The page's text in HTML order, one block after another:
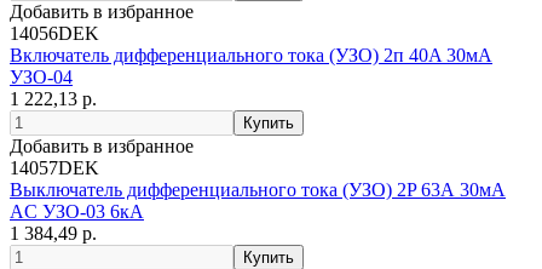
Добавить в избранное
14056DEK
Включатель дифференциального тока (УЗО) 2п 40A 30мА
УЗО-04
1 222,13 р.
Добавить в избранное
14057DEK
Выключатель дифференциального тока (УЗО) 2P 63А 30мА
AC УЗО-03 6кА
1 384,49 р.